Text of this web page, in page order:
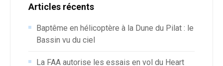
Articles récents
Baptême en hélicoptère à la Dune du Pilat : le
Bassin vu du ciel
La FAA autorise les essais en vol du Heart